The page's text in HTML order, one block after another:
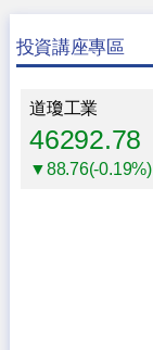
投資講座專區
道瓊工業
46292.78
▼88.76(-0.19%)